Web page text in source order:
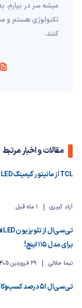
میشه سر در بیارم.
تکنولوژی هستم و
کنند.
مقالات و اخبار مرتبط
TCL از مانیتور گیمینگ Mini LED با نرخ نوسازی ۱۰۸۰ هرتز رونمایی کرد
آزاد کبیری 1 ماه قبل
برای مدل ۱۱۵ اینچ!
نیما جلالی 29 فروردین 1405
تی‌سی‌ال ۵۱ درصد کسب‌وکار تلویزیون سونی را تصاحب می‌کند